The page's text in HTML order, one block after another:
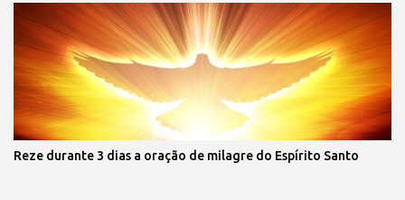
Reze durante 3 dias a oração de milagre do Espírito Santo